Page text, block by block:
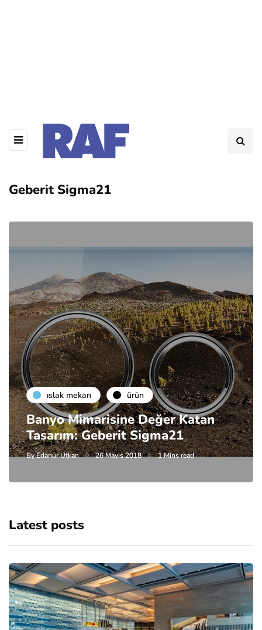
Geberit Sigma21
islak mekan ürün
Banyo Mimarisine Değer Katan
Tasarım: Geberit Sigma21
ByEdanur Utkan 26 Mayıs 2018 1 Mins read
Latest posts